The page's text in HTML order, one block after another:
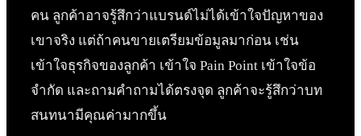
คน ลูกค้าอาจรู้สึกว่าแบรนด์ไม่ได้เข้าใจปัญหาของ
เขาจริง แต่ถ้าคนขายเตรียมข้อมูลมาก่อน เช่น
เข้าใจธุรกิจของลูกค้า เข้าใจ Pain Point เข้าใจข้อ
จำกัด และถามคำถามได้ตรงจุด ลูกค้าจะรู้สึกว่าบท
สนทนามีคุณค่ามากขึ้น